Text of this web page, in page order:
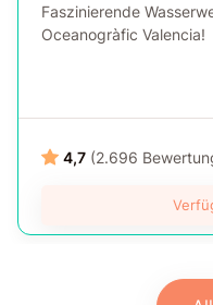
Faszinierende
Oceanogràfic Valencia!
4,7 (2.696